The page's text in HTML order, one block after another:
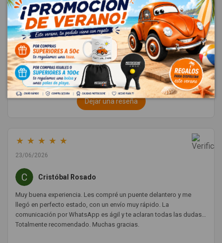
★ ★ ★ ★ ★
4.8
Excelente
(4685 reseñas)
Dejar una reseña
★ ★ ★ ★ ★
23/06/2026
Cristóbal Rosado
Muy buena experiencia. Les compré un puente delantero y me
llegó en perfecto estado, con un envío muy rápido. La
comunicación por WhatsApp es ágil y te aclaran todas las dudas.
Totalmente recomendado. Muchas gracias.